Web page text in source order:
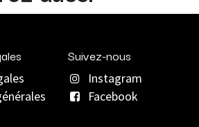
Suivez-nous
Instagram
Facebook